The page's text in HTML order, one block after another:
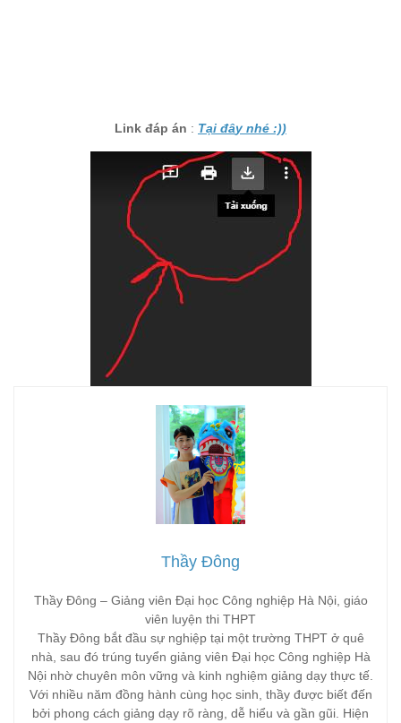
Link đáp án : Tại đây nhé :))
Thầy Đông
Thầy Đông – Giảng viên Đại học Công nghiệp Hà Nội, giáo
viên luyện thi THPT
Thầy Đông bắt đầu sự nghiệp tại một trường THPT ở quê
nhà, sau đó trúng tuyển giảng viên Đại học Công nghiệp Hà
Nội nhờ chuyên môn vững và kinh nghiệm giảng dạy thực tế.
Với nhiều năm đồng hành cùng học sinh, thầy được biết đến
bởi phong cách giảng dạy rõ ràng, dễ hiểu và gần gũi. Hiện